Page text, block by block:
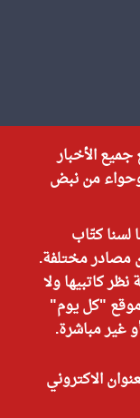
الأخبار
وحواء من نبض
لسنا كتّاب
مصادر مختلفة.
كاتبيها ولا
"كل يوم"
غير مباشرة.
الاكتروني